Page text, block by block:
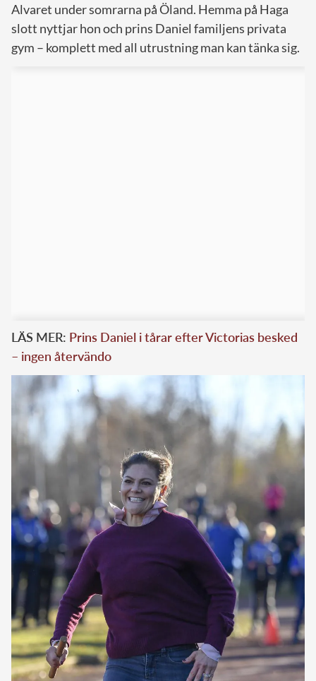
Alvaret under somrarna på Öland. Hemma på Haga
slott nyttjar hon och prins Daniel familjens privata
gym – komplett med all utrustning man kan tänka sig.
LÄS MER: Prins Daniel i tårar efter Victorias besked
– ingen återvändo